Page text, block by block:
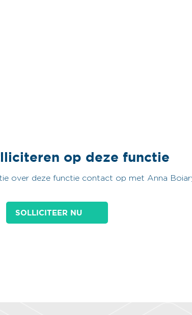
op deze functie
over deze functie contact op met Anna
SOLLICITEER NU